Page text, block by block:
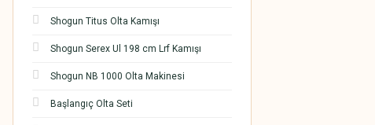
Shogun Titus Olta Kamışı
Shogun Serex Ul 198 cm Lrf Kamışı
Shogun NB 1000 Olta Makinesi
Başlangıç Olta Seti